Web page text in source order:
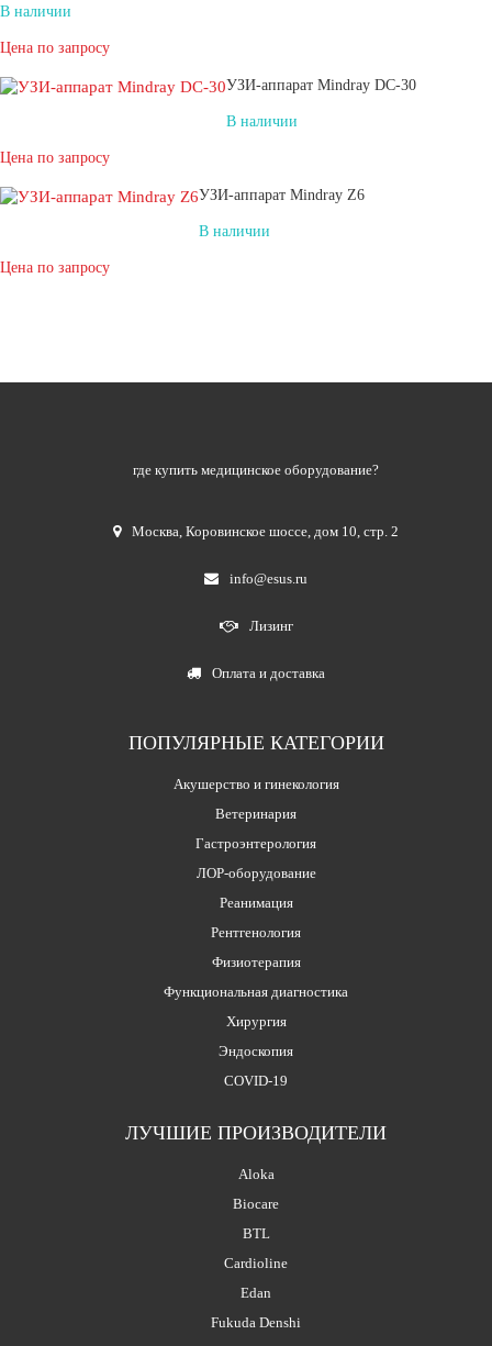
В наличии
Цена по запросу
УЗИ-аппарат Mindray DC-30
В наличии
Цена по запросу
УЗИ-аппарат Mindray Z6
В наличии
Цена по запросу
где купить медицинское оборудование?
Москва,Коровинское шоссе, дом 10, стр. 2
info@esus.ru
Лизинг
Оплата и доставка
ПОПУЛЯРНЫЕ КАТЕГОРИИ
Акушерство и гинекология
Ветеринария
Гастроэнтерология
ЛОР-оборудование
Реанимация
Рентгенология
Физиотерапия
Функциональная диагностика
Хирургия
Эндоскопия
COVID-19
ЛУЧШИЕ ПРОИЗВОДИТЕЛИ
Aloka
Biocare
BTL
Cardioline
Edan
Fukuda Denshi